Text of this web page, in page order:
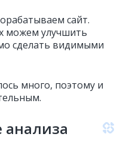
сайт.
можем улучшить
сделать видимыми
много, поэтому и
анализа